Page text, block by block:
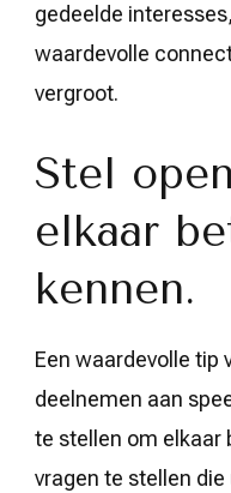
gedeelde
waardevolle
vergroot.
Stel
elkaar
kennen.
Een waardevolle tip
deelnemen aan
te stellen om elkaar
vragen te stellen